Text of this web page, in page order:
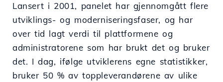
Lansert i 2001, panelet har gjennomgått flere
utviklings- og moderniseringsfaser, og har
over tid lagt verdi til plattformene og
administratorene som har brukt det og bruker
det. I dag, ifølge utviklerens egne statistikker,
bruker 50 % av toppleverandørene av ulike